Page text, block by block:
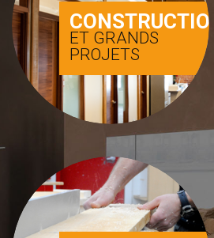
CONSTRUCTION
ET GRANDS
PROJETS